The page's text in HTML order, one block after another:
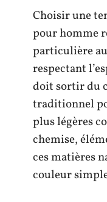
Choisir une
pour homme
particulière
respectant
doit sortir du
traditionnel
plus légères
chemise,
ces matières
couleur